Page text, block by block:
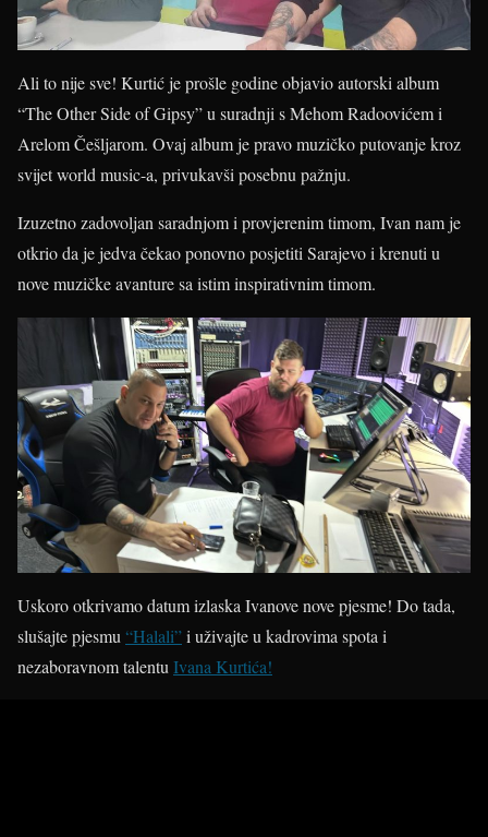
Ali to nije sve! Kurtić je prošle godine objavio autorski album
“The Other Side of Gipsy” u suradnji s Mehom Radoovićem i
Arelom Češljarom. Ovaj album je pravo muzičko putovanje kroz
svijet world music-a, privukavši posebnu pažnju.
Izuzetno zadovoljan saradnjom i provjerenim timom, Ivan nam je
otkrio da je jedva čekao ponovno posjetiti Sarajevo i krenuti u
nove muzičke avanture sa istim inspirativnim timom.
Uskoro otkrivamo datum izlaska Ivanove nove pjesme! Do tada,
slušajte pjesmu “Halali”i uživajte u kadrovima spota i
nezaboravnom talentu Ivana Kurtića!